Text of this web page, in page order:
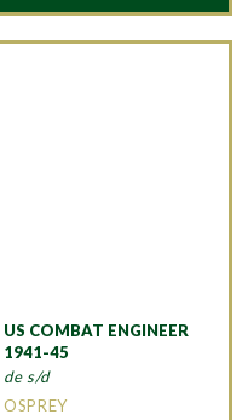
US COMBAT ENGINEER
1941-45
de s/d
OSPREY